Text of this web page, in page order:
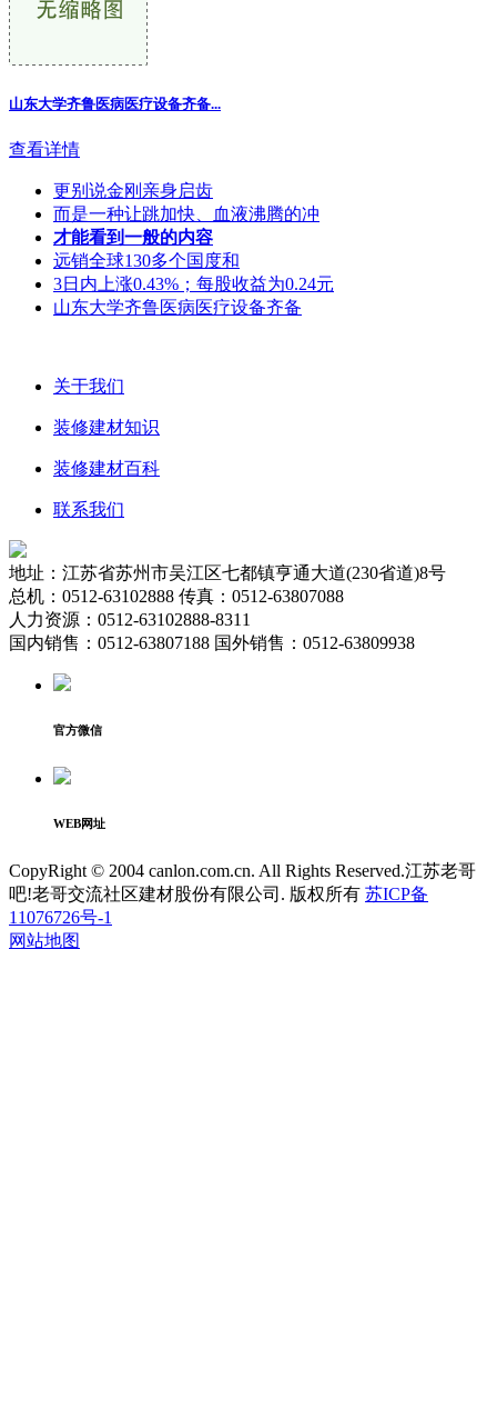
山东大学齐鲁医病医疗设备齐备...
查看详情
更别说金刚亲身启齿
而是一种让跳加快、血液沸腾的冲
才能看到一般的内容
远销全球130多个国度和
3日内上涨0.43%；每股收益为0.24元
山东大学齐鲁医病医疗设备齐备
关于我们
装修建材知识
装修建材百科
联系我们
地址：江苏省苏州市吴江区七都镇亨通大道(230省道)8号
总机：0512-63102888 传真：0512-63807088
人力资源：0512-63102888-8311
国内销售：0512-63807188 国外销售：0512-63809938
官方微信
WEB网址
CopyRight © 2004 canlon.com.cn. All Rights Reserved.江苏老哥
吧!老哥交流社区建材股份有限公司. 版权所有 苏ICP备
11076726号-1
网站地图